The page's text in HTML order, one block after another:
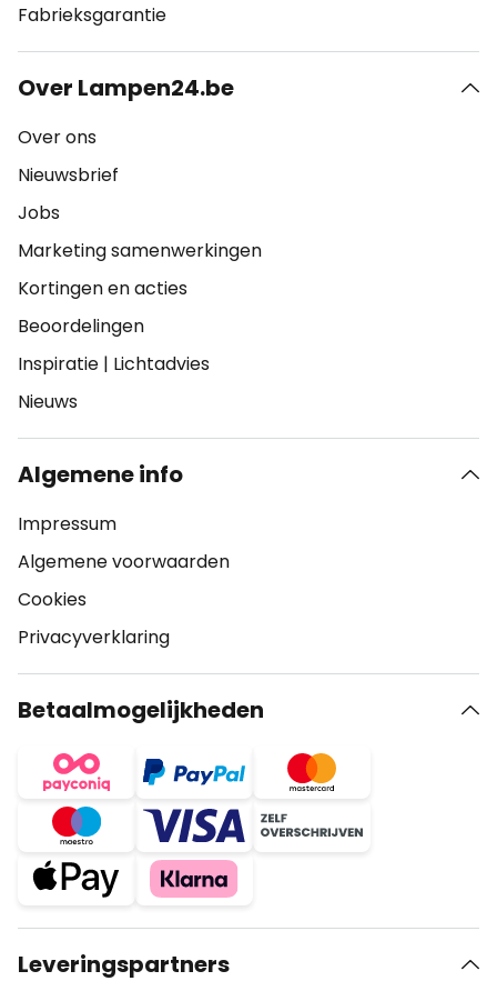
Fabrieksgarantie
Over Lampen24.be
Over ons
Nieuwsbrief
Jobs
Marketing samenwerkingen
Kortingen en acties
Beoordelingen
Inspiratie | Lichtadvies
Nieuws
Algemene info
Impressum
Algemene voorwaarden
Cookies
Privacyverklaring
Betaalmogelijkheden
Leveringspartners